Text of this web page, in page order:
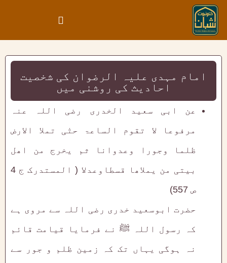
امام مہدی علیہ الرضوان کی شخصیت
احادیث کی روشنی میں
عن ابی سعید الخدری رضی اللہ عنہ
مرفوعا لا تقوم الساعۃ حتٰی تملا الارض
ظلما وجورا وعدوانا ثم یخرج من اھل
بیتی من یملاھا قسطاوعدلا ( المستدرک ج 4
ص 557)
حضرت ابوسعید خدری رضی اللہ سے مروی ہے
کہ رسول اللہ ﷺ نے فرمایا قیامت قائم
نہ ہوگی یہاں تک کہ زمین ظلم و جور سے